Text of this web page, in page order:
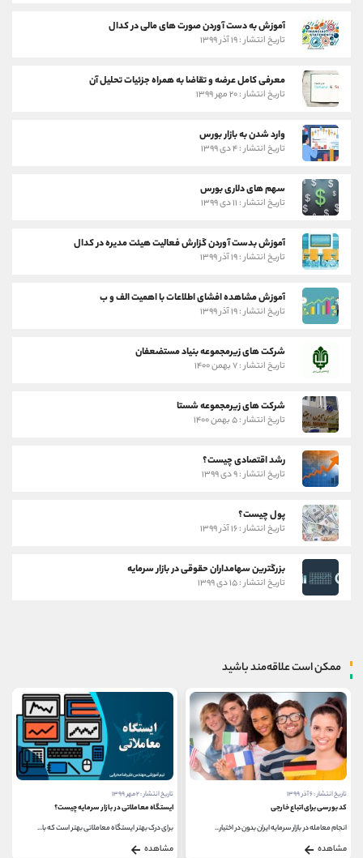
آموزش به دست آوردن صورت های مالی در کدال
تاریخ انتشار : ۱۹ آذر ۱۳۹۹
معرفی کامل عرضه و تقاضا به همراه جزئیات تحلیل آن
تاریخ انتشار : ۲۰ مهر ۱۳۹۹
وارد شدن به بازار بورس
تاریخ انتشار : ۴ دی ۱۳۹۹
سهم های دلاری بورس
تاریخ انتشار : ۱۱ دی ۱۳۹۹
آموزش بدست آوردن گزارش فعالیت هیئت مدیره در کدال
تاریخ انتشار : ۱۹ آذر ۱۳۹۹
آموزش مشاهده افشای اطلاعات با اهمیت الف و ب
تاریخ انتشار : ۱۹ آذر ۱۳۹۹
شرکت های زیرمجموعه بنیاد مستضعفان
تاریخ انتشار : ۷ بهمن ۱۴۰۰
شرکت های زیرمجموعه شستا
تاریخ انتشار : ۵ بهمن ۱۴۰۰
رشد اقتصادی چیست؟
تاریخ انتشار : ۹ دی ۱۳۹۹
پول چیست؟
تاریخ انتشار : ۱۶ آذر ۱۳۹۹
بزرگترین سهامداران حقوقی در بازار سرمایه
تاریخ انتشار : ۱۵ دی ۱۳۹۹
ممکن است علاقه‌مند باشید
تاریخ انتشار : ۶ آذر ۱۳۹۹
کد بورسی برای اتباع خارجی
انجام معامله در بازار سرمایه ایران بدون در اختیار...
مشاهده
تاریخ انتشار : ۲ مهر ۱۳۹۹
ایستگاه معاملاتی در بازار سرمایه چیست؟
برای درک بهتر ایستگاه معاملاتی بهتر است که با...
مشاهده